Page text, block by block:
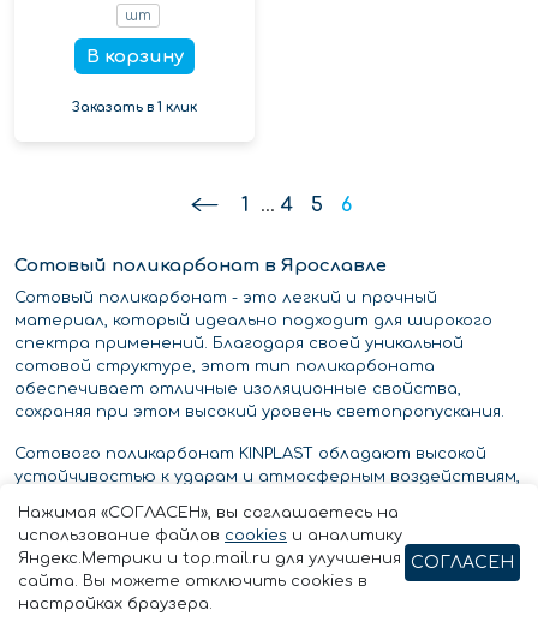
шт
В корзину
Заказать в 1 клик
1 ... 4 5 6
Сотовый поликарбонат в Ярославле
Сотовый поликарбонат - это легкий и прочный
материал, который идеально подходит для широкого
спектра применений. Благодаря своей уникальной
сотовой структуре, этот тип поликарбоната
обеспечивает отличные изоляционные свойства,
сохраняя при этом высокий уровень светопропускания.
Сотового поликарбонат KINPLAST обладают высокой
устойчивостью к ударам и атмосферным воздействиям,
применения. Его легко устанавливать, а благодаря
уникальным изоляционным свойствам он помогает
снизить расходы на электроэнергию, сохраняя прохладу
летом и тепло зимой.
Нажимая «СОГЛАСЕН», вы соглашаетесь на
использование файлов cookies и аналитику
Яндекс.Метрики и top.mail.ru для улучшения
сайта. Вы можете отключить cookies в
настройках браузера.
СОГЛАСЕН